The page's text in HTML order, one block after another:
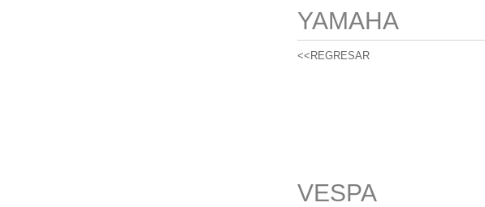
YAMAHA
<<REGRESAR
VESPA